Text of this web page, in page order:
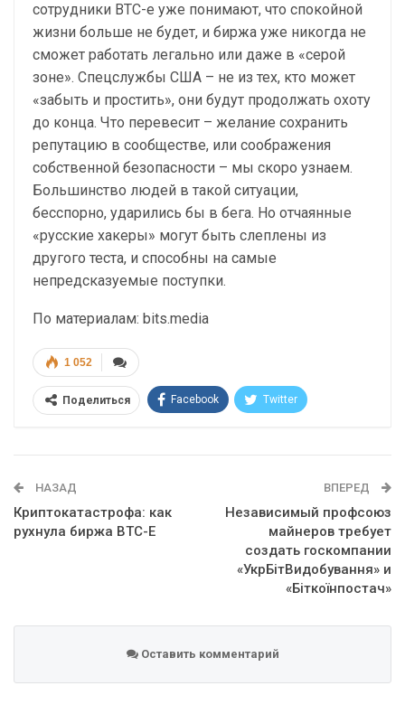
сотрудники BTC-e уже понимают, что спокойной
жизни больше не будет, и биржа уже никогда не
сможет работать легально или даже в «серой
зоне». Спецслужбы США – не из тех, кто может
«забыть и простить», они будут продолжать охоту
до конца. Что перевесит – желание сохранить
репутацию в сообществе, или соображения
собственной безопасности – мы скоро узнаем.
Большинство людей в такой ситуации,
бесспорно, ударились бы в бега. Но отчаянные
«русские хакеры» могут быть слеплены из
другого теста, и способны на самые
непредсказуемые поступки.
По материалам: bits.media
1 052
Поделиться Facebook Twitter
НАЗАД
Криптокатастрофа: как
рухнула биржа BTC-E
ВПЕРЕД
Независимый профсоюз
майнеров требует
создать госкомпании
«УкрБітВидобування» и
«Біткоїнпостач»
Оставить комментарий